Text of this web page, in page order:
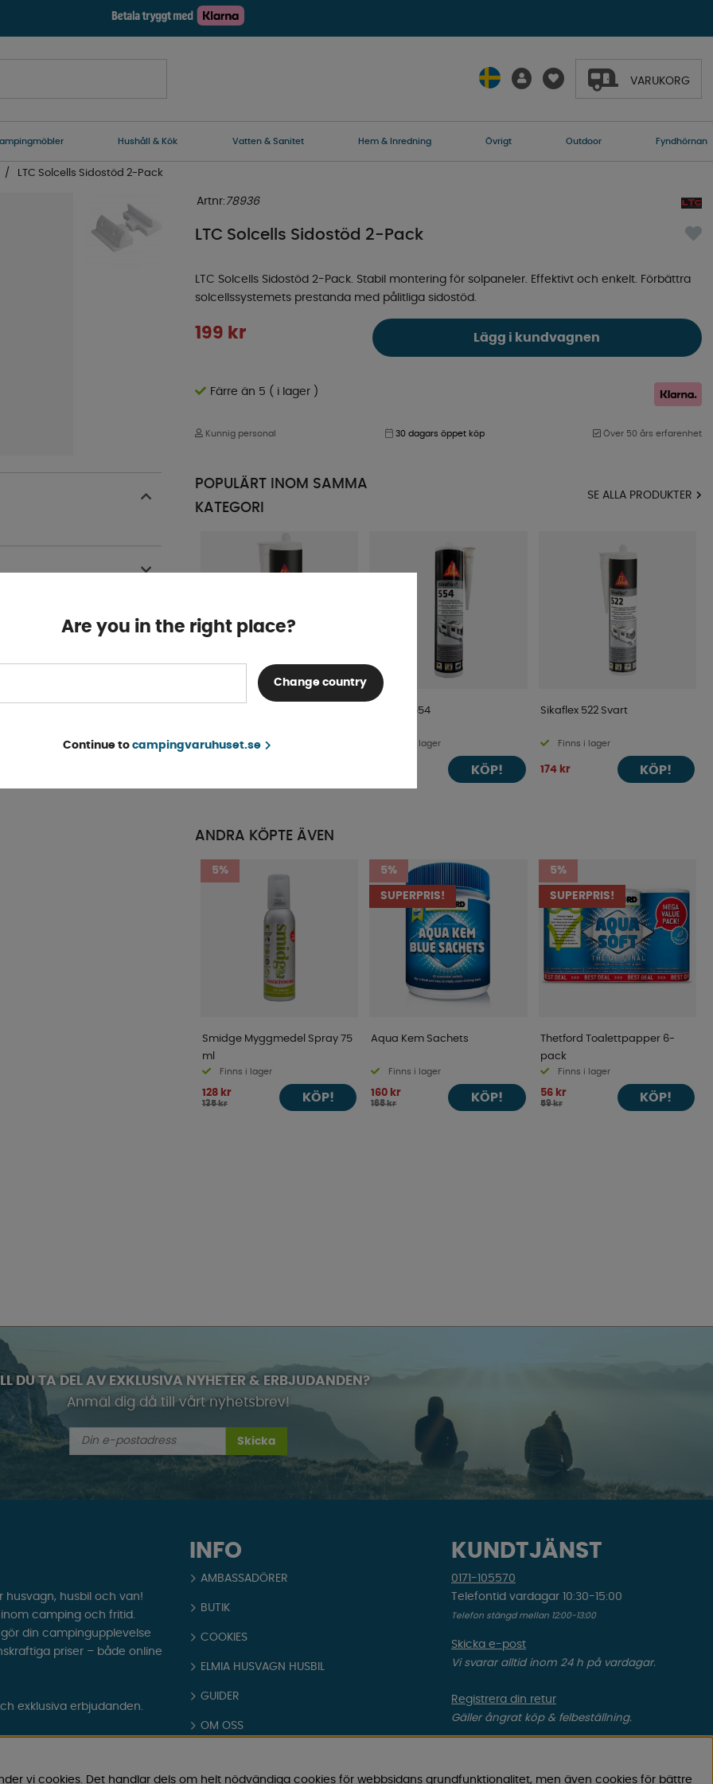
VARUKORG
Hushåll & Kök Vatten & Sanitet Hem & Inredning Övrigt Outdoor Fyndhörnan
LTC Solcells Sidostöd 2-Pack
Artnr: 78936
LTC Solcells Sidostöd 2-Pack
LTC Solcells Sidostöd 2-Pack. Stabil montering för solpaneler. Effektivt och enkelt. Förbättra
solcellssystemets prestanda med pålitliga sidostöd.
199 kr Lägg i kundvagnen
Färre än 5 ( i lager )
Kunnig personal 30 dagars öppet köp Över 50 års erfarenhet
POPULÄRT INOM SAMMA
KATEGORI
SE ALLA PRODUKTER
4-9 dagar
Sikaflex 554
Finns i lager
KÖP!
Sikaflex 522 Svart
Finns i lager
174 kr KÖP!
ANDRA KÖPTE ÄVEN
5%
Smidge Myggmedel Spray 75
ml
Finns i lager
128 kr
135 kr KÖP!
5%
SUPERPRIS!
Aqua Kem Sachets
Finns i lager
160 kr
168 kr KÖP!
5%
SUPERPRIS!
Thetford Toalettpapper 6-
pack
Finns i lager
56 kr
59 kr KÖP!
Are you in the right place?
Change country
Continue to campingvaruhuset.se
DU TA DEL AV EXKLUSIVA NYHETER & ERBJUDANDEN?
Anmäl dig då till vårt nyhetsbrev!
Skicka
INFO
AMBASSADÖRER
BUTIK
COOKIES
ELMIA HUSVAGN HUSBIL
GUIDER
OM OSS
KUNDTJÄNST
0171-105570
Telefontid vardagar 10:30-15:00
Telefon stängd mellan 12:00-13:00
Skicka e-post
Vi svarar alltid inom 24 h på vardagar.
Registrera din retur
Gäller ångrat köp & felbeställning.
Gäller defekt vara, transportskada etc.
husvagn, husbil och van!
camping och fritid.
din campingupplevelse
priser – både online
exklusiva erbjudanden.
vi cookies. Det handlar dels om helt nödvändiga cookies för webbsidans grundfunktionalitet, men även cookies för bättre